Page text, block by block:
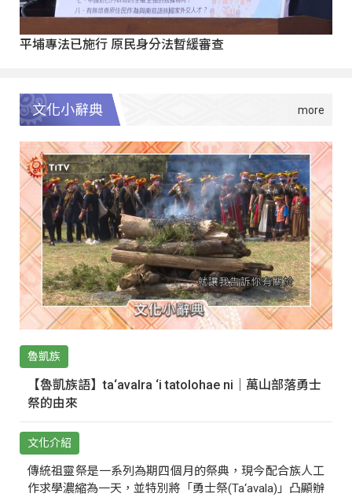
平埔專法已施行 原民身分法暫緩審查
文化小辭典
魯凱族
【魯凱族語】ta‘avalra ‘i tatolohae ni｜萬山部落勇士
祭的由來
文化介紹
傳統祖靈祭是一系列為期四個月的祭典，現今配合族人工
作求學濃縮為一天，並特別將「勇士祭(Ta‘avala)」凸顯辦